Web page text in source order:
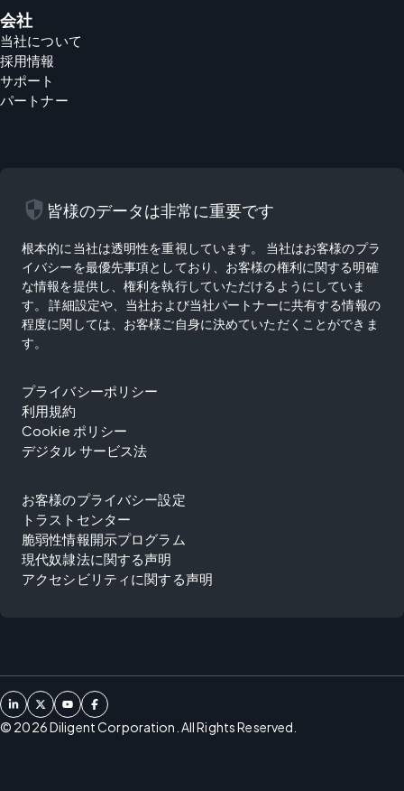
会社
当社について
採用情報
サポート
パートナー
security 皆様のデータは非常に重要です
根本的に当社は透明性を重視しています。 当社はお客様のプラ
イバシーを最優先事項としており、お客様の権利に関する明確
な情報を提供し、権利を執行していただけるようにしていま
す。 詳細設定や、当社および当社パートナーに共有する情報の
程度に関しては、お客様ご自身に決めていただくことができま
す。
プライバシーポリシー
利用規約
Cookie ポリシー
デジタル サービス法
お客様のプライバシー設定
トラストセンター
脆弱性情報開示プログラム
現代奴隷法に関する声明
アクセシビリティに関する声明
© 2026Diligent Corporation. All Rights Reserved.